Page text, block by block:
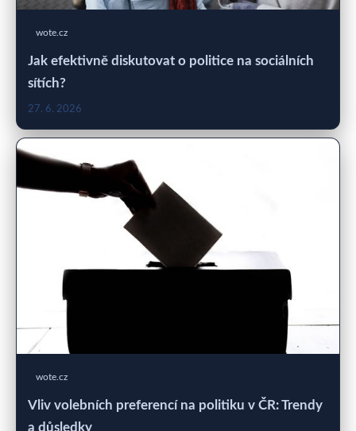
wote.cz
Jak efektivně diskutovat o politice na sociálních
sítích?
27. 6. 2026
wote.cz
Vliv volebních preferencí na politiku v ČR: Trendy
a důsledky